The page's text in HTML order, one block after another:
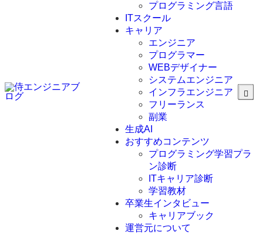
プログラミング言語
C言語
C#
VBA
Go言語
Kotlin
Java
JavaScript
Swift
Ruby
ITスクール
キャリア
エンジニア
プログラマー
WEBデザイナー
システムエンジニア
インフラエンジニア
フリーランス
副業
生成AI
おすすめコンテンツ
プログラミング学習プラ
ン診断
ITキャリア診断
学習教材
卒業生インタビュー
キャリアブック
運営元について